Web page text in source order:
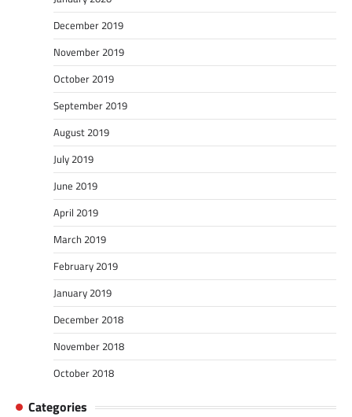
December 2019
November 2019
October 2019
September 2019
August 2019
July 2019
June 2019
April 2019
March 2019
February 2019
January 2019
December 2018
November 2018
October 2018
Categories